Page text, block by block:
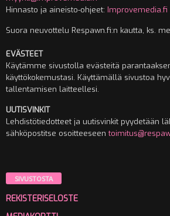
Hinnasto ja aineisto-ohjeet: Improvemedia.fi
Suora neuvottelu Respawn.fi:n kautta, ks.
EVÄSTEET
Käytämme sivustolla evästeitä
käyttökokemustasi. Käyttämällä sivustoa
tallentamisen laitteellesi.
UUTISVINKIT
Lehdistötiedotteet ja uutisvinkit pyydetään
sähköpostitse osoitteeseen
SIVUSTOSTA
REKISTERISELOSTE